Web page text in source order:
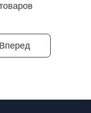
Вперед